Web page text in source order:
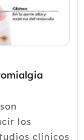
los
clínicos